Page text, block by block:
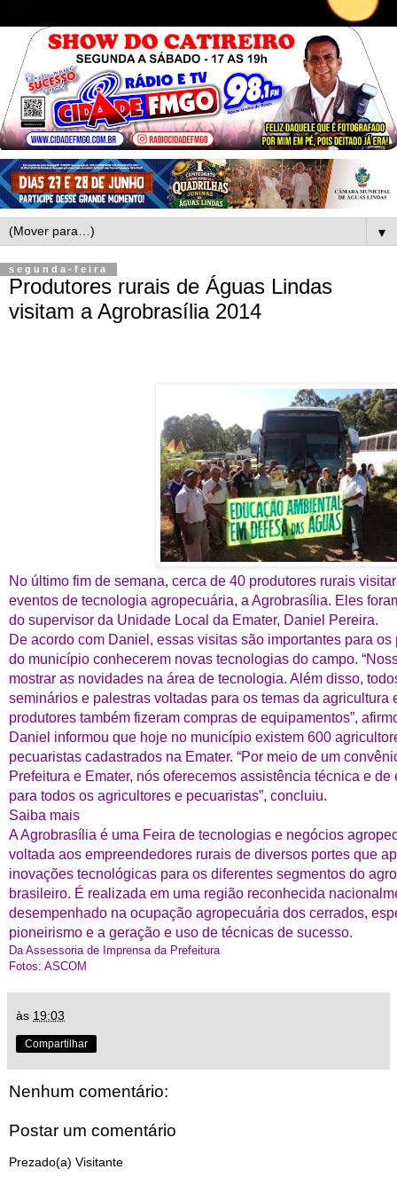
▼
segunda-feira
Produtores rurais de Águas Lindas
visitam a Agrobrasília 2014
No último fim de semana, cerca de 40 produtores rurais
eventos de tecnologia agropecuária, a Agrobrasília. Eles
do supervisor da Unidade Local da Emater, Daniel Pereira.
De acordo com Daniel, essas visitas são importantes para
do município conhecerem novas tecnologias do campo.
mostrar as novidades na área de tecnologia. Além disso,
seminários e palestras voltadas para os temas da agricultura
produtores também fizeram compras de equipamentos”,
Daniel informou que hoje no município existem 600
pecuaristas cadastrados na Emater. “Por meio de um
Prefeitura e Emater, nós oferecemos assistência técnica e
para todos os agricultores e pecuaristas”, concluiu.
Saiba mais
A Agrobrasília é uma Feira de tecnologias e negócios
voltada aos empreendedores rurais de diversos portes que
inovações tecnológicas para os diferentes segmentos do
brasileiro. É realizada em uma região reconhecida
desempenhado na ocupação agropecuária dos cerrados,
pioneirismo e a geração e uso de técnicas de sucesso.
Da Assessoria de Imprensa da Prefeitura
Fotos: ASCOM
às 19:03
Compartilhar
Nenhum comentário:
Postar um comentário
Prezado(a) Visitante